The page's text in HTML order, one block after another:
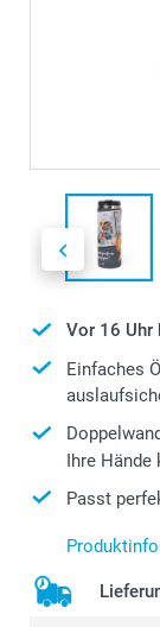
Vor 16
Einfaches
Ihre Hände
Passt